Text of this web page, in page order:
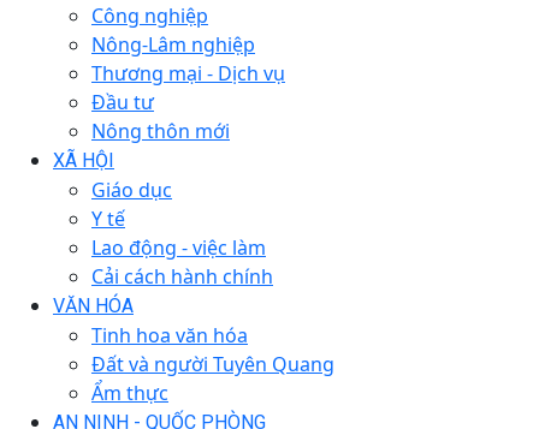
Công nghiệp
Nông-Lâm nghiệp
Thương mại - Dịch vụ
Đầu tư
Nông thôn mới
XÃ HỘI
Giáo dục
Y tế
Lao động - việc làm
Cải cách hành chính
VĂN HÓA
Tinh hoa văn hóa
Đất và người Tuyên Quang
Ẩm thực
AN NINH - QUỐC PHÒNG